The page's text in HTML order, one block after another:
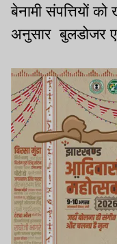
बेनामी संपत्तियों
अनुसार बुलडोजर